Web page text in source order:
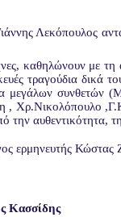
Λεκόπουλος
καθηλώνουν με τη
τραγούδια δικά
μεγάλων
Χρ.Νικολόπουλο
την αυθεντικότητα,
ερμηνευτής Κώστας
Κασσίδης